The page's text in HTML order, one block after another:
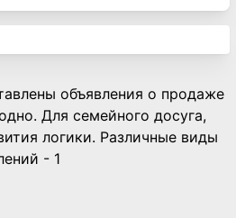
объявления о продаже
Для семейного досуга,
логики. Различные виды
- 1